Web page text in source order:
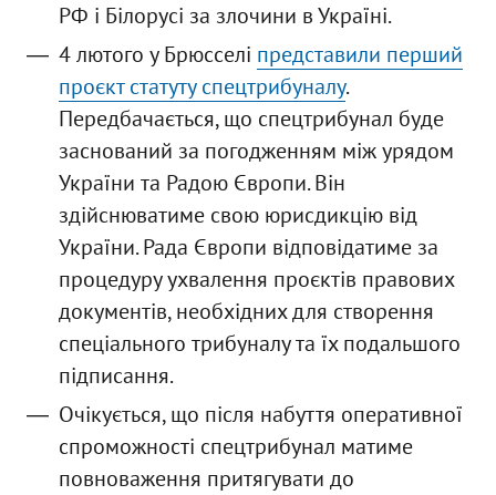
РФ і Білорусі за злочини в Україні.
4 лютого у Брюсселі представили перший
проєкт статуту спецтрибуналу.
Передбачається, що спецтрибунал буде
заснований за погодженням між урядом
України та Радою Європи. Він
здійснюватиме свою юрисдикцію від
України. Рада Європи відповідатиме за
процедуру ухвалення проєктів правових
документів, необхідних для створення
спеціального трибуналу та їх подальшого
підписання.
Очікується, що після набуття оперативної
спроможності спецтрибунал матиме
повноваження притягувати до